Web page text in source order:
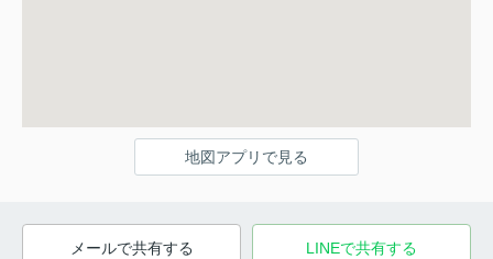
地図アプリで見る
メールで共有する LINEで共有する